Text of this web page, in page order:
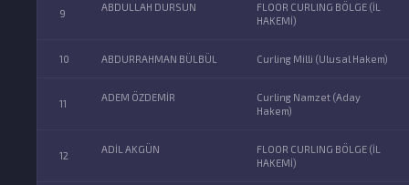
9
ABDULLAH DURSUN
FLOOR CURLING BÖLGE (İL
HAKEMİ)
10 ABDURRAHMAN BÜLBÜL Curling Milli (Ulusal Hakem)
11
ADEM ÖZDEMİR
Curling Namzet (Aday
Hakem)
12
ADİL AKGÜN
FLOOR CURLING BÖLGE (İL
HAKEMİ)